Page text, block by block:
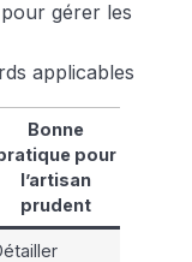
gérer les
applicables
Bonne
pour
l’artisan
prudent